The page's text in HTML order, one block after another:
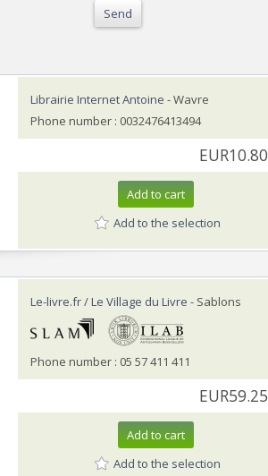
Send
Librairie Internet Antoine - Wavre
Phone number : 0032476413494
EUR10.80
Add to cart
Add to the selection
Le-livre.fr / Le Village du Livre - Sablons
Phone number : 05 57 411 411
EUR59.25
Add to cart
Add to the selection